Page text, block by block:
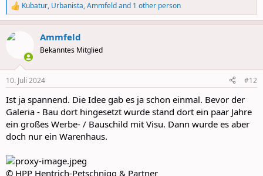
R
e
a
c
s
Kubatur, Urbanista,Ammfeldand 1 other person
Ammfeld
Bekanntes Mitglied
10. Juli 2024 #12
Ist ja spannend. Die Idee gab es ja schon einmal. Bevor der
Galeria - Bau dort hingesetzt wurde stand dort ein paar Jahre
ein großes Werbe- / Bauschild mit Visu. Dann wurde es aber
doch nur ein Warenhaus.
© HPP Hentrich-Petschnigg & Partner